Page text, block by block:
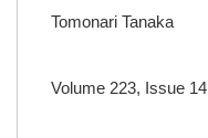
Tomonari Tanaka
Volume 223, Issue 14